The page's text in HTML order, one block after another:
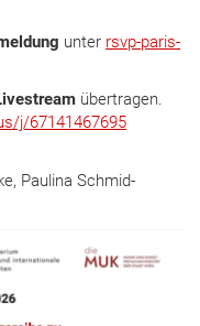
unter rsvp-paris-
übertragen.
j/67141467695
Paulina Schmid-